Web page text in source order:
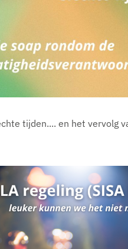
tijden.... en het vervolg